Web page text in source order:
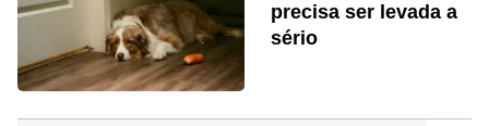
precisa ser levada a
sério